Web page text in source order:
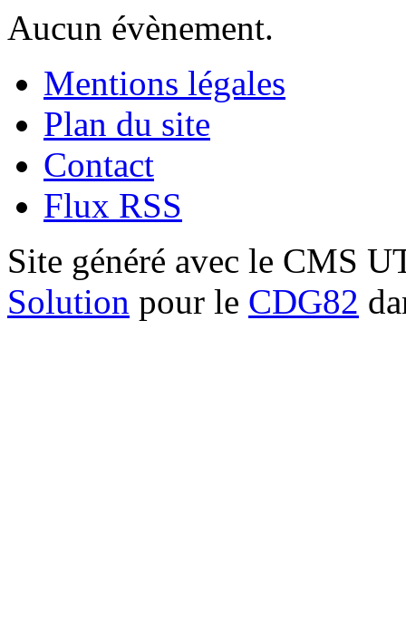
Aucun évènement.
Mentions légales
Plan du site
Contact
Flux RSS
Site généré avec le CMS
Solution pour le CDG82